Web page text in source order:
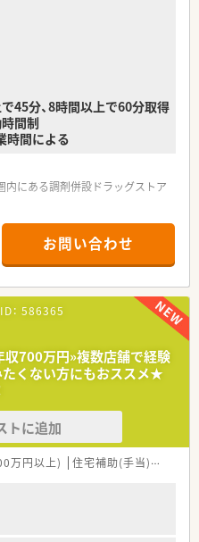
利厚生や企業安定度を大切にし
さい！
45分、8時間以上で60分取得
間制
時間による
にある調剤併設ドラッグストア
咽喉科クリニックからの処方箋も
。
・接客・レジ業務。
の処方箋入力などをお願いしま
企業です。
経営し、調剤併設店も展開してい
も取扱があり幅広い業務に触れる
麗で、監査システム・自動分包機
お問い合わせ
： 586365
収700万円»複数店舗で経験
たくない方にもおススメ★
トに追加
万円以上) 住宅補助(手当)あり